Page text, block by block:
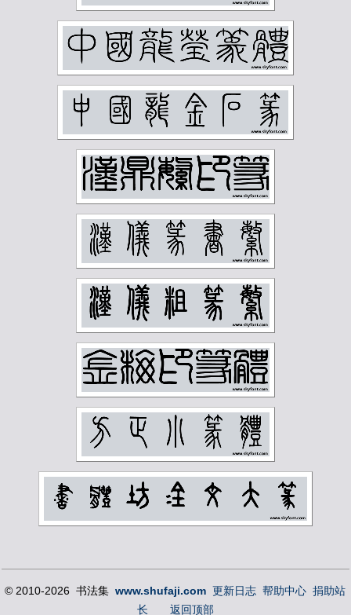
萧龙士 董寿平
蒋汝藻
蔡鹤汀 蔡鹤洲
虚谷
裴景福 诸乐三
谢国桢
谢稚柳 谭延闿
费念慈
赵石 赵铁山
邓尔雅
邵宇
郑孝胥 郑文焯
郑昶
郭味蕖 郭沫若
郭风惠
金石大字典 钟刚中
钱君匋
钱松岩 钱瘦铁
陆俨少
陆抑非 陆维钊
陈之佛
陈叔亮 陈叔通
陈君藻
陈子庄 陈少梅
陈巨来
陈缘督 陈衡恪
陶博吾
顾廷龙 顾麟士
马一浮
马公愚 马叙伦
马晋
高二适 高剑父
高奇峰
鲁迅 麦华三
黄士陵
黄山寿 黄节
黄葆戊
齐燕铭 齐璜
© 2010-2026 书法集www.shufaji.com 更新日志 帮助中心 捐助站
长
返回顶部